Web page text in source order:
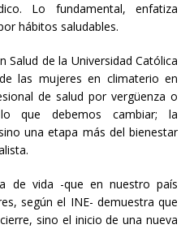
Lo fundamental, enfatiza
hábitos saludables.
Salud de la Universidad Católica
las mujeres en climaterio en
de salud por vergüenza o
que debemos cambiar; la
una etapa más del bienestar
de vida -que en nuestro país
según el INE- demuestra que
sino el inicio de una nueva